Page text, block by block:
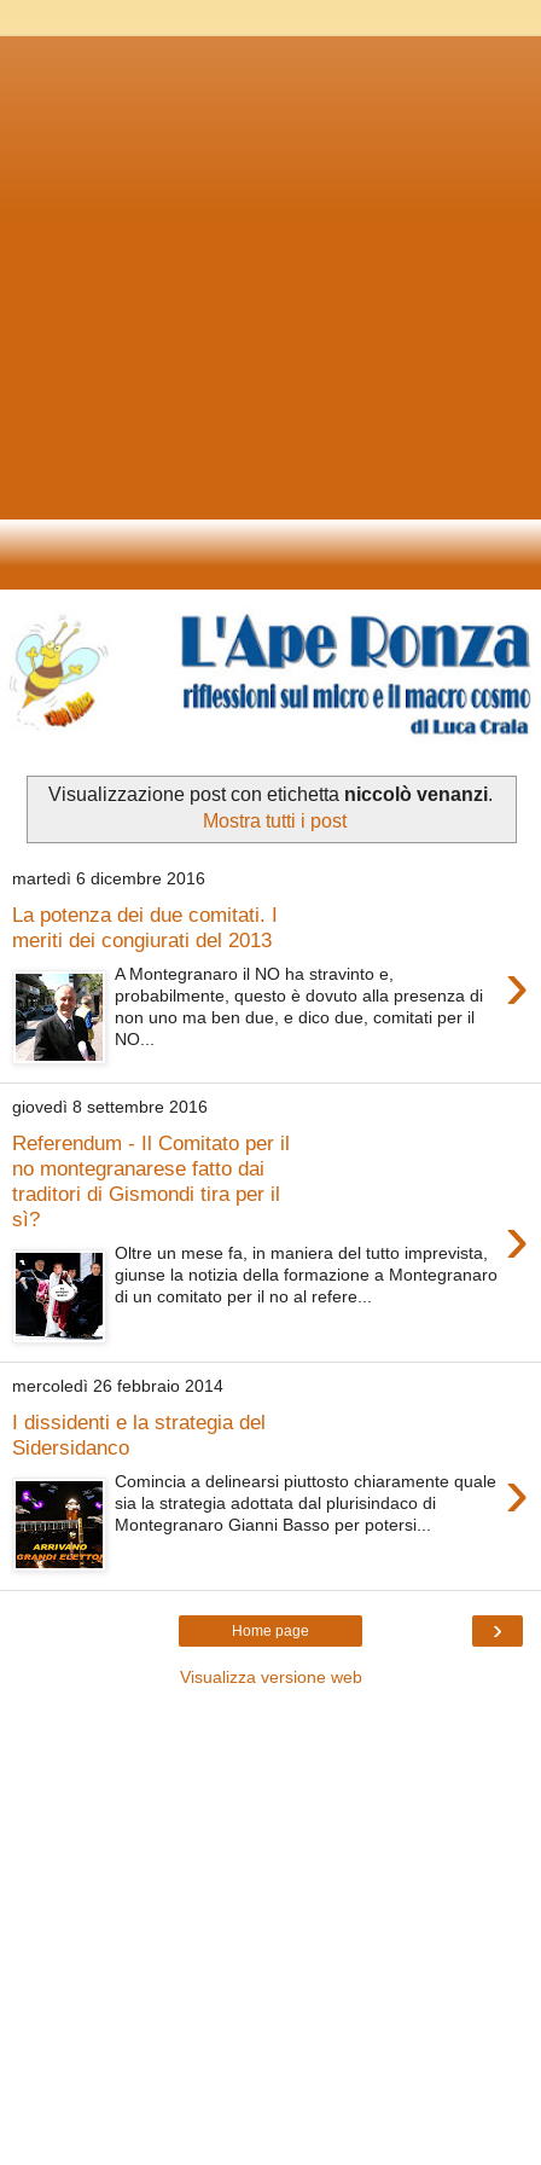
Visualizzazione post con etichetta niccolò venanzi.
Mostra tutti i post
martedì 6 dicembre 2016
La potenza dei due comitati. I
meriti dei congiurati del 2013
›
A Montegranaro il NO ha stravinto e,
probabilmente, questo è dovuto alla presenza di
non uno ma ben due, e dico due, comitati per il
NO...
giovedì 8 settembre 2016
Referendum - Il Comitato per il
no montegranarese fatto dai
traditori di Gismondi tira per il
sì?
›
Oltre un mese fa, in maniera del tutto imprevista,
giunse la notizia della formazione a Montegranaro
di un comitato per il no al refere...
mercoledì 26 febbraio 2014
I dissidenti e la strategia del
Sidersidanco
›
Comincia a delinearsi piuttosto chiaramente quale
sia la strategia adottata dal plurisindaco di
Montegranaro Gianni Basso per potersi...
›
Home page
Visualizza versione web